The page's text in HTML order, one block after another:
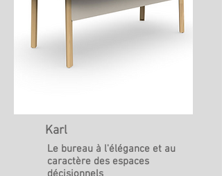
Karl
Le bureau à l'élégance et au
caractère des espaces